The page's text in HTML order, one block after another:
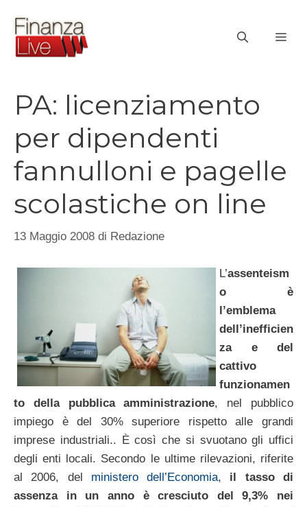
contenuto
PA: licenziamento
per dipendenti
fannulloni e pagelle
scolastiche on line
13 Maggio 2008 di Redazione
L’assenteism
o è
l’emblema
dell’inefficien
za e del
cattivo
funzionamen
to della pubblica amministrazione, nel pubblico
impiego è del 30% superiore rispetto alle grandi
imprese industriali.. È così che si svuotano gli uffici
degli enti locali. Secondo le ultime rilevazioni, riferite
al 2006, del ministero dell’Economia, il tasso di
assenza in un anno è cresciuto del 9,3% nei